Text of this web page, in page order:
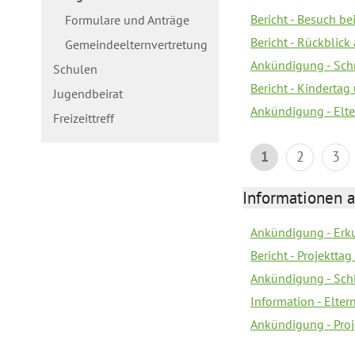
Formulare und Anträge
Gemeindeelternvertretung
Schulen
Jugendbeirat
Freizeittreff
Bericht - Besuch
Bericht -
Ankündigung -
Bericht -
Ankündigung -
1 2 3
Informationen
Ankündigung -
Bericht -
Ankündigung -
Information -
Ankündigung -